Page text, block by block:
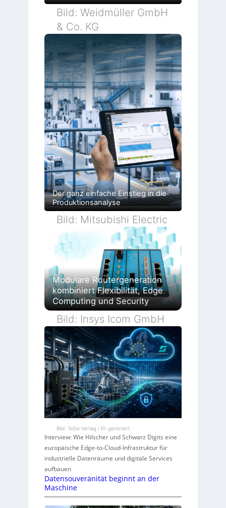
Bild: Weidmüller GmbH
& Co. KG
Der ganz einfache Einstieg in die
Produktionsanalyse
Bild: Mitsubishi Electric
Modulare Routergeneration
kombiniert Flexibilität, Edge
Computing und Security
Bild: Insys Icom GmbH
Bild: TeDo Verlag / KI-generiert
Interview: Wie Hilscher und Schwarz Digits eine
europäische Edge-to-Cloud-Infrastruktur für
industrielle Datenräume und digitale Services
aufbauen
Datensouveränität beginnt an der
Maschine